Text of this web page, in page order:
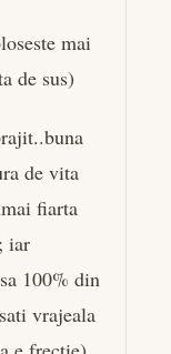
mai
de sus)
de vita
fiarta
iar
100% din
vrajeala